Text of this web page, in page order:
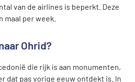
van de airlines is beperkt. Deze
maal per week.
Ohrid?
die rijk is aan monumenten,
dat pas vorige eeuw ontdekt is. In